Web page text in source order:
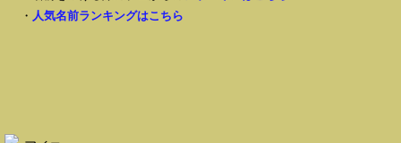
・ 人気名前ランキングはこちら